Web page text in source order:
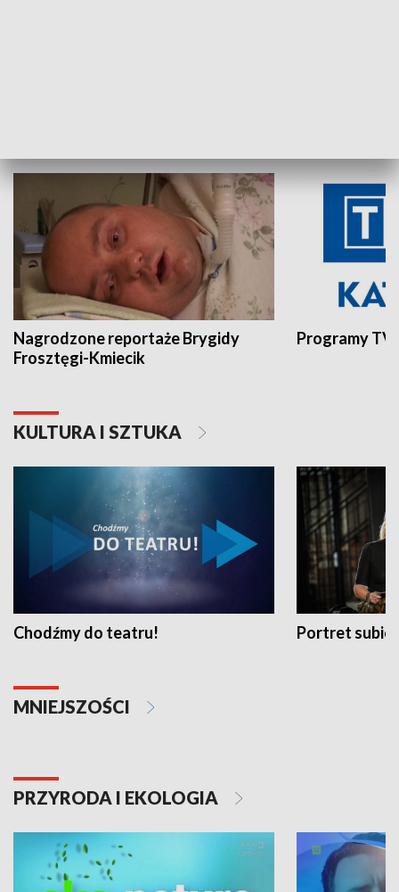
Nagrodzone reportaże Brygidy
Frosztęgi-Kmiecik
Programy
KULTURA I SZTUKA
Chodźmy do teatru! Portret
MNIEJSZOŚCI
PRZYRODA I EKOLOGIA